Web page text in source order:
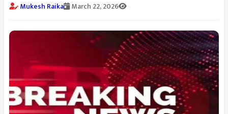
Mukesh Raika March 22, 2026